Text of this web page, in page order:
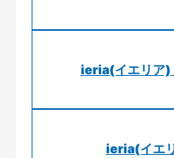
ieria(イエリア)
ieria(イエ